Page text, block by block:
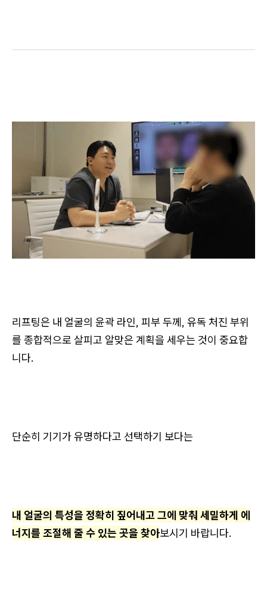
리프팅은 내 얼굴의 윤곽 라인, 피부 두께, 유독 처진 부위
를 종합적으로 살피고 알맞은 계획을 세우는 것이 중요합
니다.
단순히 기기가 유명하다고 선택하기 보다는
내 얼굴의 특성을 정확히 짚어내고 그에 맞춰 세밀하게 에
너지를 조절해 줄 수 있는 곳을 찾아보시기 바랍니다.